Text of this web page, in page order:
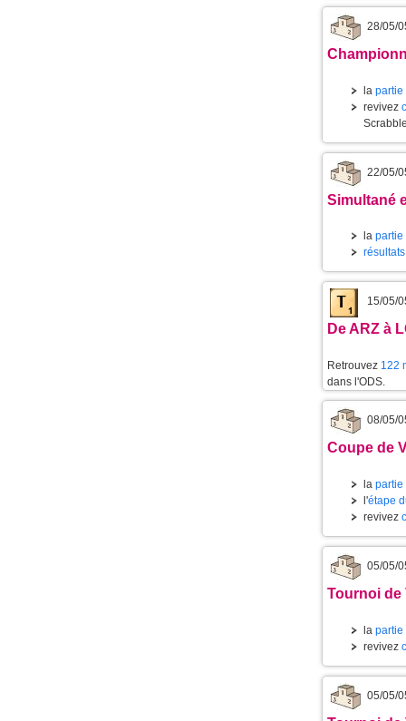
28/05/
la partie
revivez
22/05/
Simultané
la partie
15/05/
De ARZ à
Retrouvez 122
dans l'ODS.
08/05/
Coupe de
la partie
l'étape
revivez
05/05/
Tournoi de
la partie
revivez
05/05/